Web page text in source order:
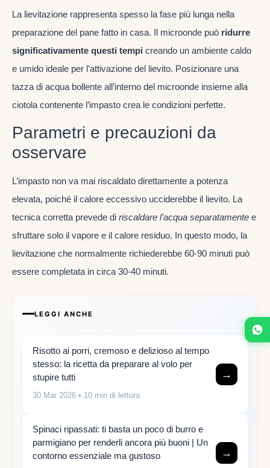
La lievitazione rappresenta spesso la fase più lunga nella
preparazione del pane fatto in casa. Il microonde può ridurre
significativamente questi tempi creando un ambiente caldo
e umido ideale per l’attivazione del lievito. Posizionare una
tazza di acqua bollente all’interno del microonde insieme alla
ciotola contenente l’impasto crea le condizioni perfette.
Parametri e precauzioni da
osservare
L’impasto non va mai riscaldato direttamente a potenza
elevata, poiché il calore eccessivo ucciderebbe il lievito. La
tecnica corretta prevede di riscaldare l’acqua separatamente e
sfruttare solo il vapore e il calore residuo. In questo modo, la
lievitazione che normalmente richiederebbe 60-90 minuti può
essere completata in circa 30-40 minuti.
LEGGI ANCHE
Risotto ai porri, cremoso e delizioso al tempo
stesso: la ricetta da preparare al volo per
stupire tutti
30 Mar 2026 • 10 min di lettura
→
Spinaci ripassati: ti basta un poco di burro e
parmigiano per renderli ancora più buoni | Un
contorno essenziale ma gustoso
→